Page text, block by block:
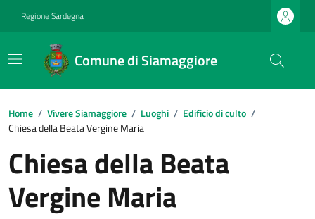
Regione Sardegna
Comune di Siamaggiore
Home / Vivere Siamaggiore / Luoghi / Edificio di culto /
Chiesa della Beata Vergine Maria
Chiesa della Beata
Vergine Maria